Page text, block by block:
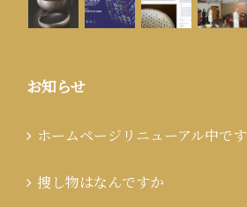
お知らせ
ホームページリニューアル中です
捜し物はなんですか